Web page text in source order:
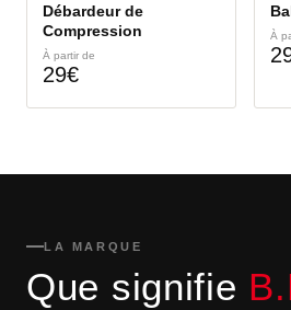
VOIR LE PRODUIT →
Débardeur de
Compression
À partir de
29€
À
LA MARQUE
Que signifie